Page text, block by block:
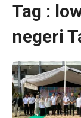
Tag :
negeri